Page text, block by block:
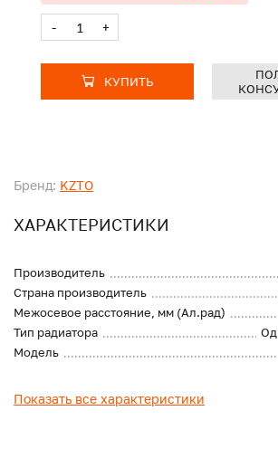
Бренд: KZTO
ХАРАКТЕРИСТИКИ
Производитель
Страна производитель
Межосевое расстояние, мм (Ал.рад)
Тип радиатора
Модель
Показать все характеристики
- +
КУПИТЬ